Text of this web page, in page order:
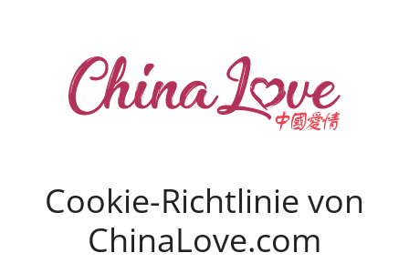
Cookie-Richtlinie von
ChinaLove.com